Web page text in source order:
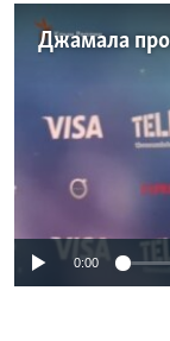
ТЕЛЕПРОЕКТ
СОВЕТЫ
ПРОПАВШИЕ БЕЗ
ПОБЕДИТЕЛЕЙ НЕ
ELIFBE
Українською
ПРИСОЕДИНЯЙТЕСЬ!
No
0:00